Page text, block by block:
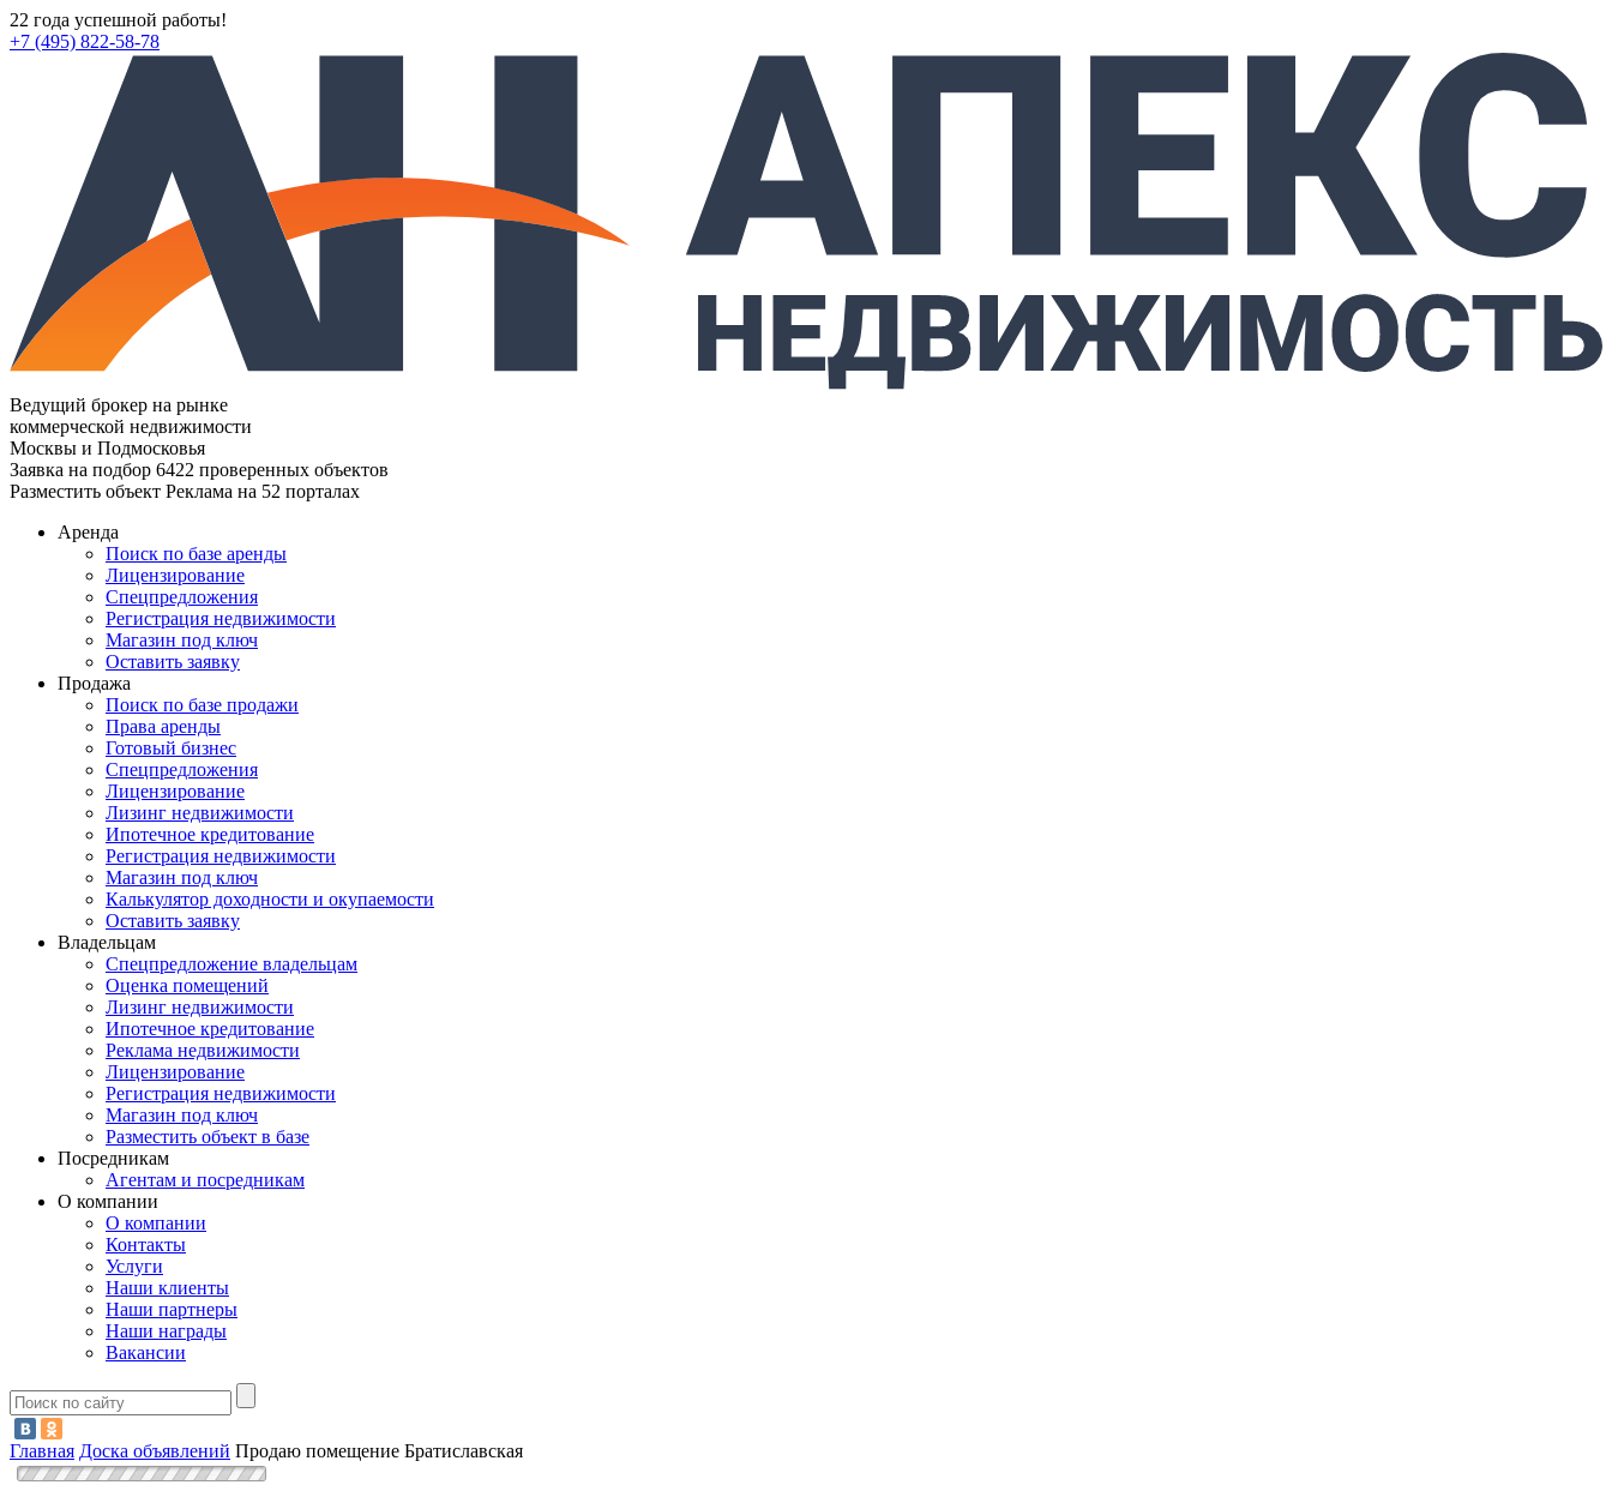
22 года успешной работы!
+7 (495) 822-58-78
Ведущий брокер на рынке
коммерческой недвижимости
Москвы и Подмосковья
Заявка на подбор 6422 проверенных объектов
Разместить объект Реклама на 52 порталах
Аренда
Поиск по базе аренды
Лицензирование
Спецпредложения
Регистрация недвижимости
Магазин под ключ
Оставить заявку
Продажа
Поиск по базе продажи
Права аренды
Готовый бизнес
Спецпредложения
Лицензирование
Лизинг недвижимости
Ипотечное кредитование
Регистрация недвижимости
Магазин под ключ
Калькулятор доходности и окупаемости
Оставить заявку
Владельцам
Спецпредложение владельцам
Оценка помещений
Лизинг недвижимости
Ипотечное кредитование
Реклама недвижимости
Лицензирование
Регистрация недвижимости
Магазин под ключ
Разместить объект в базе
Посредникам
Агентам и посредникам
О компании
О компании
Контакты
Услуги
Наши клиенты
Наши партнеры
Наши награды
Вакансии
Главная Доска объявлений Продаю помещение Братиславская